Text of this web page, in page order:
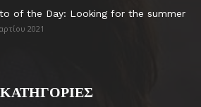
of the Day: Looking for the summer
2021